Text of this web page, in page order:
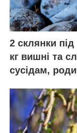
ще тільки